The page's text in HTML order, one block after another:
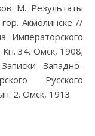
М. Результаты
Акмолинске //
Императорского
Кн. 34. Омск, 1908;
Западно-
Русского
2. Омск, 1913